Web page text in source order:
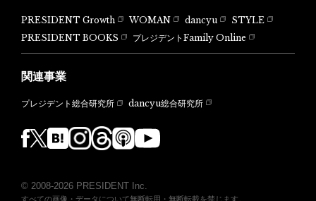
PRESIDENT Growth WOMAN dancyu
STYLE
PRESIDENT BOOKS
プレジデントFamily Online
関連事業
プレジデント総合研究所 dancyu総合研究所
© 2008-2026 PRESIDENT Inc.
すべての画像・データについて無断転用・無断転載を禁じます。